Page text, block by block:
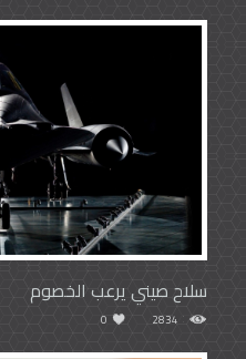
سلاح صيني يرعب الخصوم
2834
0